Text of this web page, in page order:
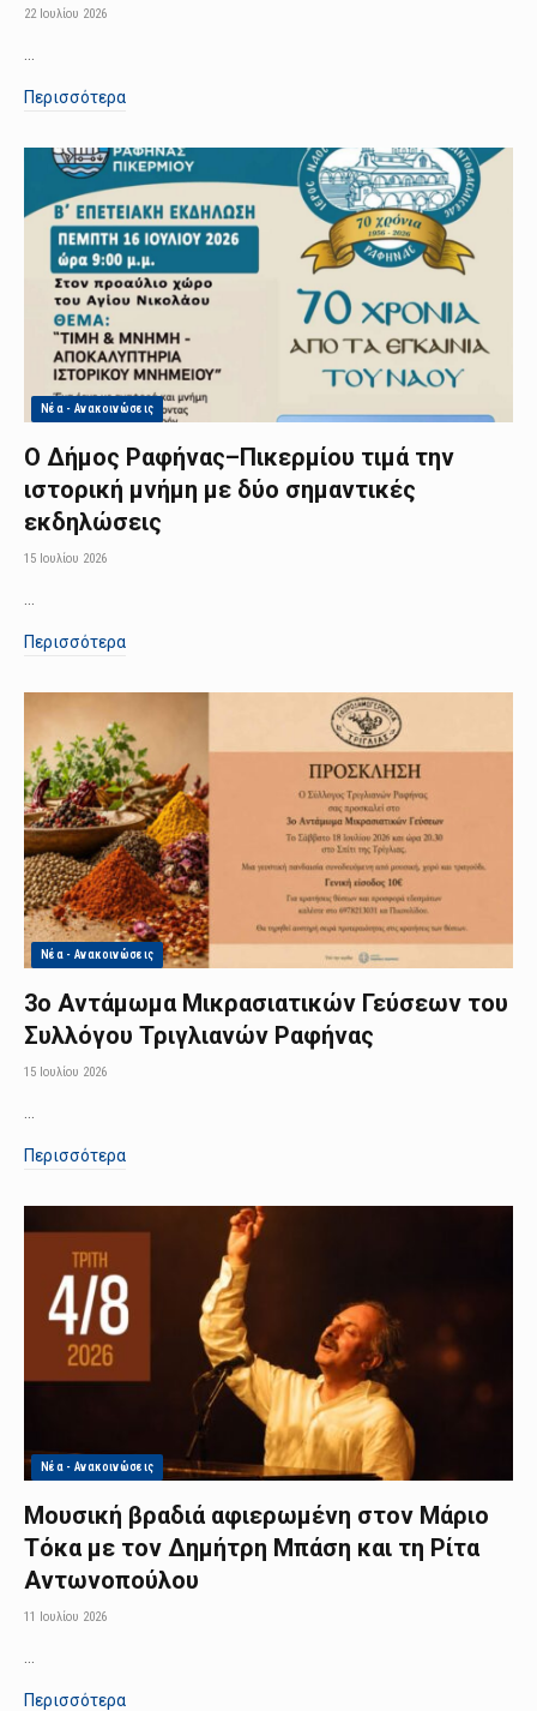
22 Ιουλίου 2026
Περισσότερα
Νέα - Ανακοινώσεις
Ο Δήμος Ραφήνας–Πικερμίου τιμά την
ιστορική μνήμη με δύο σημαντικές
εκδηλώσεις
15 Ιουλίου 2026
Περισσότερα
Νέα - Ανακοινώσεις
3ο Αντάμωμα Μικρασιατικών Γεύσεων του
Συλλόγου Τριγλιανών Ραφήνας
15 Ιουλίου 2026
Περισσότερα
Νέα - Ανακοινώσεις
Μουσική βραδιά αφιερωμένη στον Μάριο
Τόκα με τον Δημήτρη Μπάση και τη Ρίτα
Αντωνοπούλου
11 Ιουλίου 2026
Περισσότερα